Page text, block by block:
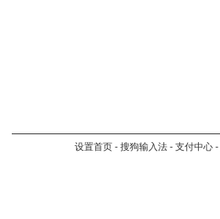
设置首页 - 搜狗输入法 - 支付中心 -